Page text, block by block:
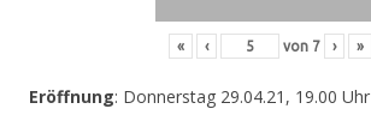
« ‹ von 7 › »
Eröffnung: Donnerstag 29.04.21, 19.00 Uhr